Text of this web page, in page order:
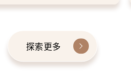
探索更多